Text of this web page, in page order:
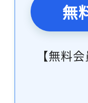
無
【無料